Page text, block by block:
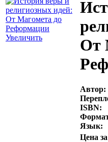
Увеличить
От
Автор:
ISBN:
Язык:
Цена